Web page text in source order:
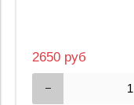
2650 руб